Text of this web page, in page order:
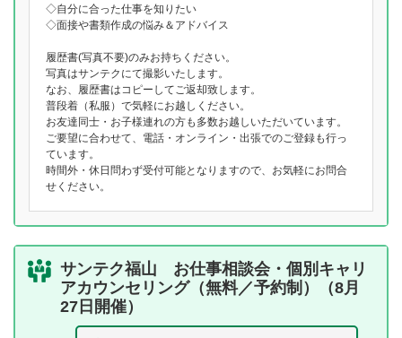
◇自分に合った仕事を知りたい
◇面接や書類作成の悩み＆アドバイス
履歴書(写真不要)のみお持ちください。
写真はサンテクにて撮影いたします。
なお、履歴書はコピーしてご返却致します。
普段着（私服）で気軽にお越しください。
お友達同士・お子様連れの方も多数お越しいただいています。
ご要望に合わせて、電話・オンライン・出張でのご登録も行っ
ています。
時間外・休日問わず受付可能となりますので、お気軽にお問合
せください。
サンテク福山 お仕事相談会・個別キャリ
アカウンセリング（無料／予約制）（8月
27日開催）